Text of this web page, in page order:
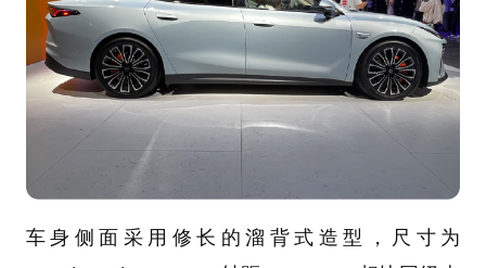
车身侧面采用修长的溜背式造型，尺寸为